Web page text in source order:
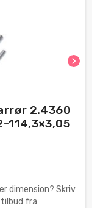
chevron_right
2.4360
114,3×3,05
dimension? Skriv
fra